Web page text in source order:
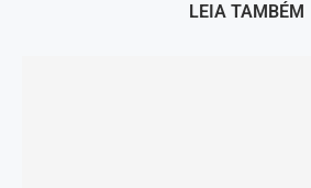
LEIA TAMBÉM